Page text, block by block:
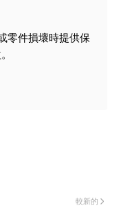
零件損壞時提供保
較新的